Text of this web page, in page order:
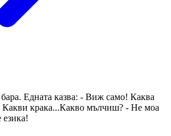
Едната казва: - Виж само! Каква
крака...Какво мълчиш? - Не моа
езика!